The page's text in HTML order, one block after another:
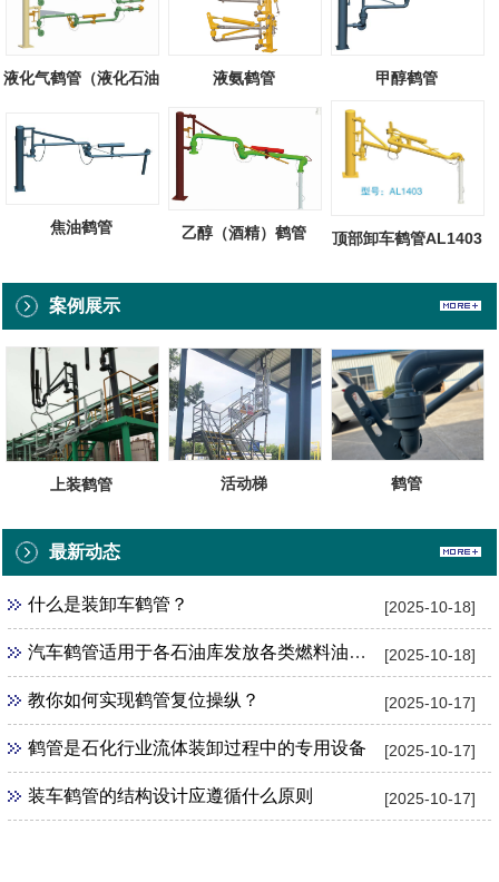
液化气鹤管（液化石油
液氨鹤管 甲醇鹤管
焦油鹤管 乙醇（酒精）鹤管 顶部卸车鹤管AL1403
案例展示
上装鹤管 活动梯 鹤管
最新动态
[2025-10-18]
什么是装卸车鹤管？
[2025-10-18]
汽车鹤管适用于各石油库发放各类燃料油的设备
[2025-10-17]
教你如何实现鹤管复位操纵？
[2025-10-17]
鹤管是石化行业流体装卸过程中的专用设备
[2025-10-17]
装车鹤管的结构设计应遵循什么原则